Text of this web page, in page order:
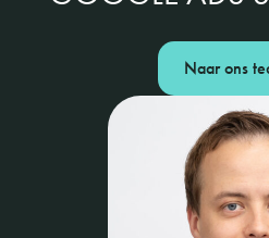
Naar ons